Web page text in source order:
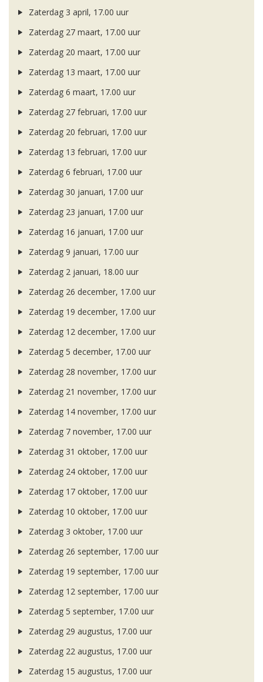
Zaterdag 3 april, 17.00 uur
Zaterdag 27 maart, 17.00 uur
Zaterdag 20 maart, 17.00 uur
Zaterdag 13 maart, 17.00 uur
Zaterdag 6 maart, 17.00 uur
Zaterdag 27 februari, 17.00 uur
Zaterdag 20 februari, 17.00 uur
Zaterdag 13 februari, 17.00 uur
Zaterdag 6 februari, 17.00 uur
Zaterdag 30 januari, 17.00 uur
Zaterdag 23 januari, 17.00 uur
Zaterdag 16 januari, 17.00 uur
Zaterdag 9 januari, 17.00 uur
Zaterdag 2 januari, 18.00 uur
Zaterdag 26 december, 17.00 uur
Zaterdag 19 december, 17.00 uur
Zaterdag 12 december, 17.00 uur
Zaterdag 5 december, 17.00 uur
Zaterdag 28 november, 17.00 uur
Zaterdag 21 november, 17.00 uur
Zaterdag 14 november, 17.00 uur
Zaterdag 7 november, 17.00 uur
Zaterdag 31 oktober, 17.00 uur
Zaterdag 24 oktober, 17.00 uur
Zaterdag 17 oktober, 17.00 uur
Zaterdag 10 oktober, 17.00 uur
Zaterdag 3 oktober, 17.00 uur
Zaterdag 26 september, 17.00 uur
Zaterdag 19 september, 17.00 uur
Zaterdag 12 september, 17.00 uur
Zaterdag 5 september, 17.00 uur
Zaterdag 29 augustus, 17.00 uur
Zaterdag 22 augustus, 17.00 uur
Zaterdag 15 augustus, 17.00 uur